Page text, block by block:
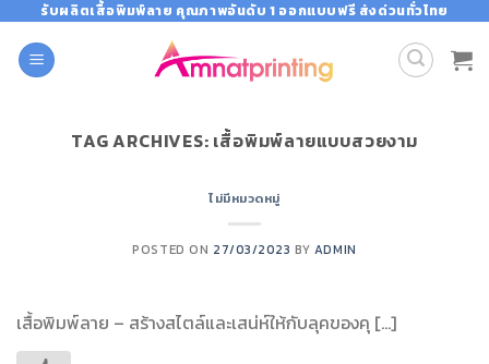
content
รับผลิตเสื้อพิมพ์ลาย คุณภาพอันดับ 1 ออกแบบฟรี ส่งด่วนทั่วไทย
TAG ARCHIVES: เสื้อพิมพ์ลายแบบสวยงาม
ไม่มีหมวดหมู่
POSTED ON 27/03/2023 BY ADMIN
เสื้อพิมพ์ลาย – สร้างสไตล์และเสน่ห์ให้กับลุคของคุ […]